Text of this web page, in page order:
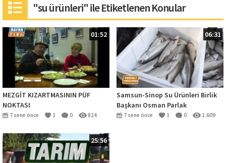
"su ürünleri" ile Etiketlenen Konular
01:52
MEZGİT KIZARTMASININ PÜF
NOKTASI
7 sene önce 1 0 824
06:31
Samsun-Sinop Su Ürünleri Birlik
Başkanı Osman Parlak
7 sene önce 1 0 1.609
25:56